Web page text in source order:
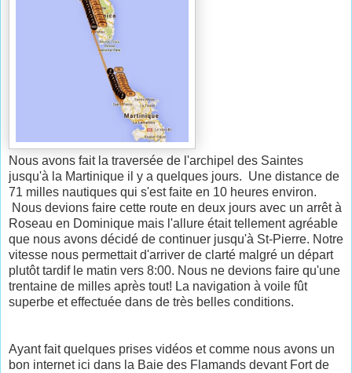
Nous avons fait la traversée de l'archipel des Saintes
jusqu'à la Martinique il y a quelques jours. Une distance de
71 milles nautiques qui s'est faite en 10 heures environ.
Nous devions faire cette route en deux jours avec un arrêt à
Roseau en Dominique mais l'allure était tellement agréable
que nous avons décidé de continuer jusqu'à St-Pierre. Notre
vitesse nous permettait d'arriver de clarté malgré un départ
plutôt tardif le matin vers 8:00. Nous ne devions faire qu'une
trentaine de milles après tout! La navigation à voile fût
superbe et effectuée dans de très belles conditions.
Ayant fait quelques prises vidéos et comme nous avons un
bon internet ici dans la Baie des Flamands devant Fort de